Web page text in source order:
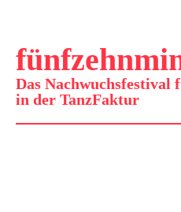
Das
in der TanzFaktur